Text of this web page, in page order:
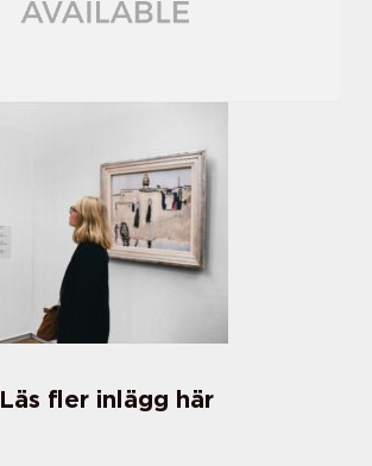
Läs fler inlägg här